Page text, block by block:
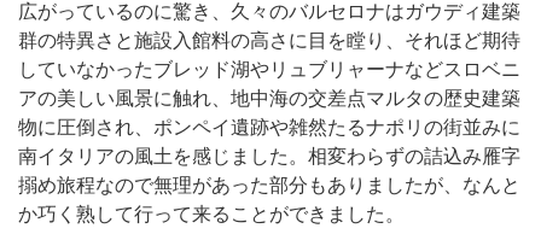
広がっているのに驚き、久々のバルセロナはガウディ建築
群の特異さと施設入館料の高さに目を瞠り、それほど期待
していなかったブレッド湖やリュブリャーナなどスロベニ
アの美しい風景に触れ、地中海の交差点マルタの歴史建築
物に圧倒され、ポンペイ遺跡や雑然たるナポリの街並みに
南イタリアの風土を感じました。相変わらずの詰込み雁字
搦め旅程なので無理があった部分もありましたが、なんと
か巧く熟して行って来ることができました。